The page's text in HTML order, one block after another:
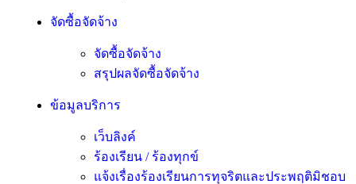
จัดซื้อจัดจ้าง
จัดซื้อจัดจ้าง
สรุปผลจัดซื้อจัดจ้าง
ข้อมูลบริการ
เว็บลิงค์
ร้องเรียน / ร้องทุกข์
แจ้งเรื่องร้องเรียนการทุจริตและประพฤติมิชอบ